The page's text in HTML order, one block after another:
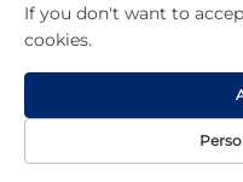
co.,Ltd. Semua hak
Halaman Produk
If you don't want to
cookies.